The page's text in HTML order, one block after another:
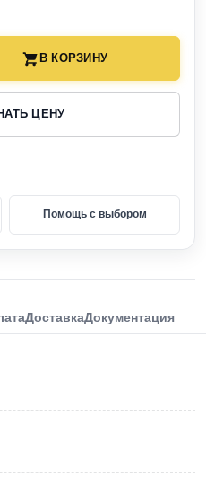
В КОРЗИНУ
ЦЕНУ
Помощь с выбором
ДоставкаДокументация